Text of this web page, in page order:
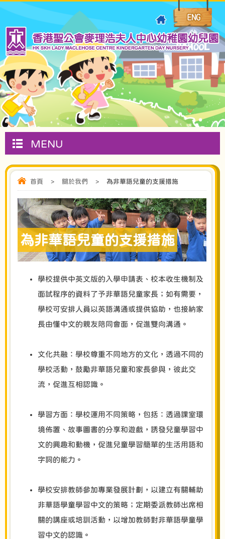
MENU
首頁 > 關於我們 > 為非華語兒童的支援措施
為非華語兒童的支援措施
學校提供中英文版的入學申請表、校本收生機制及
面試程序的資料了予非華語兒童家長；如有需要，
學校可安排人員以英語溝通或提供協助，也接納家
長由懂中文的親友陪同會面，促進雙向溝通。
文化共融：學校尊重不同地方的文化，透過不同的
學校活動，鼓勵非華語兒童和家長參與，彼此交
流，促進互相認識。
學習方面：學校運用不同策略，包括：透過課室環
境佈置、故事圖書的分享和遊戲，誘發兒童學習中
文的興趣和動機，促進兒童學習簡單的生活用語和
字詞的能力。
學校安排教師參加專業發展計劃，以建立有關輔助
非華語學童學習中文的策略；定期委派教師出席相
關的講座或培訓活動，以增加教師對非華語學童學
習中文的認識。